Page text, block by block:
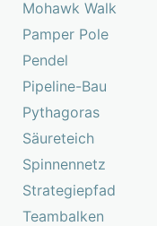
Mohawk Walk
Pamper Pole
Pendel
Pipeline-Bau
Pythagoras
Säureteich
Spinnennetz
Strategiepfad
Teambalken